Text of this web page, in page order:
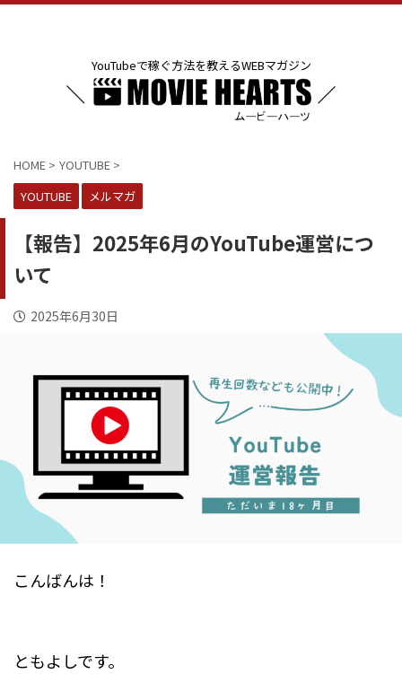
YouTubeで稼ぐ方法を教えるWEBマガジン
HOME > YOUTUBE >
YOUTUBE
メルマガ
【報告】2025年6月のYouTube運営につ
いて
2025年6月30日
こんばんは！​
ともよしです。